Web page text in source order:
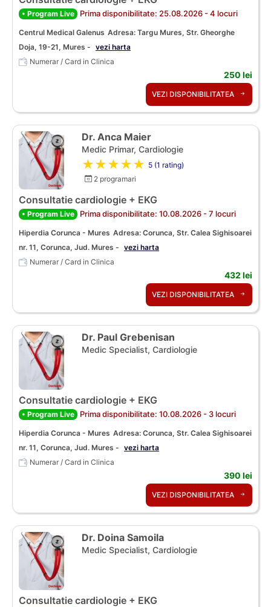
• Program Live Prima disponibilitate: 25.08.2026 - 4 locuri
Centrul Medical Galenus Adresa: Targu Mures, Str. Gheorghe
Doja, 19-21, Mures - vezi harta
Numerar / Card in Clinica
250 lei
VEZI DISPONIBILITATEA
Dr. Anca Maier
Medic Primar, Cardiologie
★★★★★ 5 (1 rating)
2 programari
Consultatie cardiologie + EKG
• Program Live Prima disponibilitate: 10.08.2026 - 7 locuri
Hiperdia Corunca - Mures Adresa: Corunca, Str. Calea Sighisoarei
nr. 11, Corunca, Jud. Mures - vezi harta
Numerar / Card in Clinica
432 lei
VEZI DISPONIBILITATEA
Dr. Paul Grebenisan
Medic Specialist, Cardiologie
Consultatie cardiologie + EKG
• Program Live Prima disponibilitate: 10.08.2026 - 3 locuri
Hiperdia Corunca - Mures Adresa: Corunca, Str. Calea Sighisoarei
nr. 11, Corunca, Jud. Mures - vezi harta
Numerar / Card in Clinica
390 lei
VEZI DISPONIBILITATEA
Dr. Doina Samoila
Medic Specialist, Cardiologie
Consultatie cardiologie + EKG